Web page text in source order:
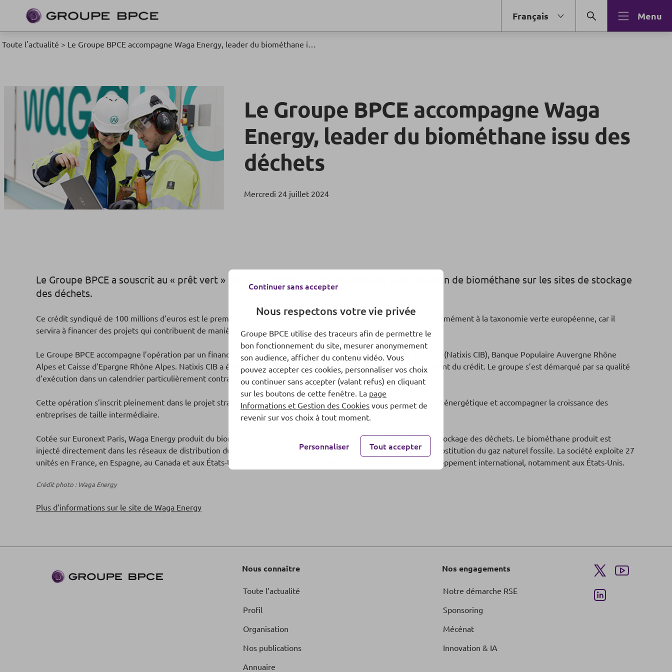
Français Menu
Toute l'actualité > Le Groupe BPCE accompagne Waga Energy, leader du biométhane issu des déchets
Le Groupe BPCE accompagne Waga
Energy, leader du biométhane issu des
déchets
Mercredi 24 juillet 2024
Le Groupe BPCE a souscrit au « prêt vert » de Waga Energy, leader mondial de la production de biométhane sur les sites de stockage
des déchets.
Ce crédit syndiqué de 100 millions d’euros est le premier « prêt vert » de l’entreprise iséroise, ainsi labellisé conformément à la taxonomie verte européenne, car il
servira à financer des projets qui contribuent de manière substantielle à l’atténuation du changement climatique.
Le Groupe BPCE accompagne l’opération par un financement commun de Natixis Corporate & Investment Banking (Natixis CIB), Banque Populaire Auvergne Rhône
Alpes et Caisse d’Epargne Rhône Alpes. Natixis CIB a également agi en qualité d’agent de la documentation et agent du crédit. Le groupe s’est démarqué par sa qualité
d’exécution dans un calendrier particulièrement contraint.
Cette opération s’inscrit pleinement dans le projet stratégique Vision 2030 du Groupe BPCE : financer la transition énergétique et accompagner la croissance des
entreprises de taille intermédiaire.
Cotée sur Euronext Paris, Waga Energy produit du biométhane à prix compétitif en valorisant le gaz des sites de stockage des déchets. Le biométhane produit est
injecté directement dans les réseaux de distribution du gaz qui alimentent les particuliers et les entreprises, en substitution du gaz naturel fossile. La société exploite 27
unités en France, en Espagne, au Canada et aux États-Unis. Ce financement va lui permettre d’accélérer son développement international, notamment aux États-Unis.
Crédit photo : Waga Energy
Plus d’informations sur le site de Waga Energy
Nous connaître
Toute l’actualité
Profil
Organisation
Nos publications
Annuaire
Nos engagements
Notre démarche RSE
Sponsoring
Mécénat
Innovation & IA
Continuer sans accepter
Nous respectons votre vie privée
Groupe BPCE utilise des traceurs afin de permettre le
bon fonctionnement du site, mesurer anonymement
son audience, afficher du contenu vidéo. Vous
pouvez accepter ces cookies, personnaliser vos choix
ou continuer sans accepter (valant refus) en cliquant
sur les boutons de cette fenêtre. La page
Informations et Gestion des Cookies vous permet de
revenir sur vos choix à tout moment.
Personnaliser Tout accepter